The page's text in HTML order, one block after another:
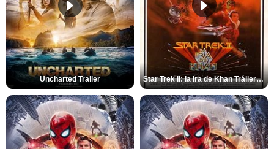
Uncharted Trailer Star Trek II: la ira de Khan Tráiler VO